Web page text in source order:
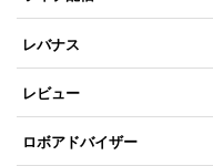
レバナス
レビュー
ロボアドバイザー